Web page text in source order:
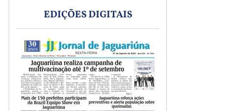
EDIÇÕES DIGITAIS